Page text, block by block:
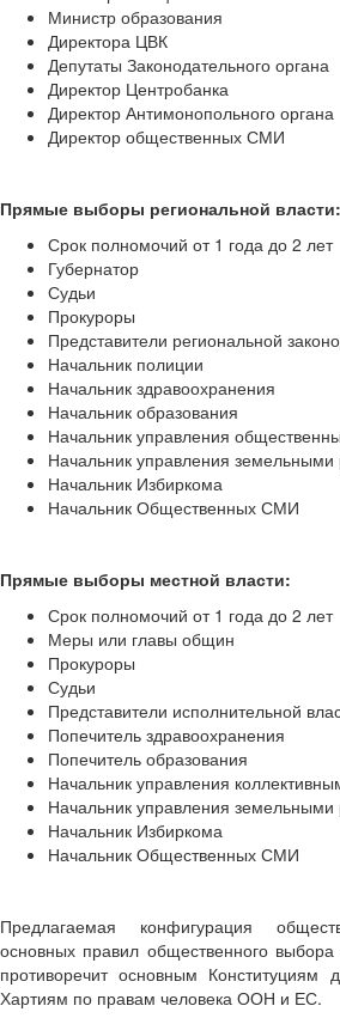
Министр образования
Директора ЦВК
Депутаты Законодательного органа
Директор Центробанка
Директор Антимонопольного органа
Директор общественных СМИ
Прямые выборы региональной власти:
Срок полномочий от 1 года до 2 лет
Губернатор
Судьи
Прокуроры
Представители региональной
Начальник полиции
Начальник здравоохранения
Начальник образования
Начальник управления
Начальник управления земельными
Начальник Избиркома
Начальник Общественных СМИ
Прямые выборы местной власти:
Срок полномочий от 1 года до 2 лет
Меры или главы общин
Прокуроры
Судьи
Представители исполнительной
Попечитель здравоохранения
Попечитель образования
Начальник управления
Начальник управления земельными
Начальник Избиркома
Начальник Общественных СМИ
Предлагаемая конфигурация
основных правил общественного
противоречит основным Конституциям
Хартиям по правам человека ООН и ЕС.